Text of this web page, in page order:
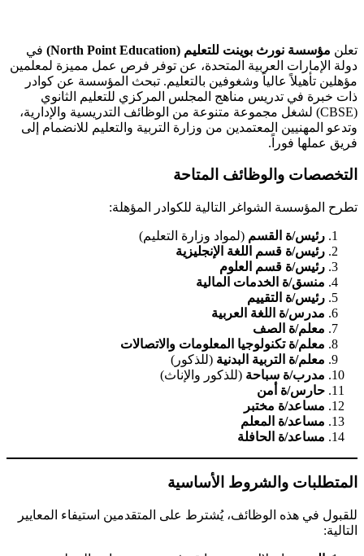
تعلن مؤسسة نورث بوينت للتعليم (North Point Education)
في
دولة الإمارات العربية المتحدة، عن توفر فرص عمل مميزة لمعلمين
مؤهلين تأهيلاً عالياً وشغوفين بالتعليم. تبحث المؤسسة عن كوادر
ذات خبرة في تدريس مناهج المجلس المركزي للتعليم الثانوي
(CBSE) لشغل مجموعة متنوعة من الوظائف التدريسية والإدارية،
وتدعو المهنيين المعتمدين من وزارة التربية والتعليم للانضمام إلى
فريق عملها فوراً.
التخصصات والوظائف المتاحة
تطرح المؤسسة الشواغر التالية للكوادر المؤهلة:
رئيس/ة القسم (لمواد وزارة التعليم)
رئيس/ة قسم اللغة الإنجليزية
رئيس/ة قسم العلوم
منسق/ة الخدمات المالية
رئيس/ة التقييم
مدرس/ة اللغة العربية
معلم/ة الصف
معلم/ة تكنولوجيا المعلومات والاتصالات
معلم/ة التربية البدنية (للذكور)
مدرب/ة سباحة (للذكور والإناث)
حارس/ة أمن
مساعد/ة مختبر
مساعد/ة المعلم
مساعد/ة الحافلة
المتطلبات والشروط الأساسية
للقبول في هذه الوظائف، يُشترط على المتقدمين استيفاء المعايير
التالية: